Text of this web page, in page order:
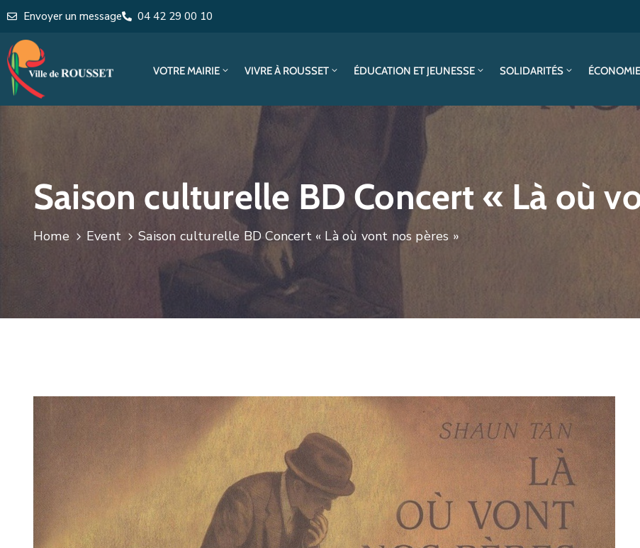
Envoyer un message 04 42 29 00 10
VOTRE MAIRIE VIVRE À ROUSSET ÉDUCATION ET JEUNESSE SOLIDARITÉS ÉCONOMIE
Saison culturelle BD Concert « Là où
Home Event Saison culturelle BD Concert « Là où vont nos pères »